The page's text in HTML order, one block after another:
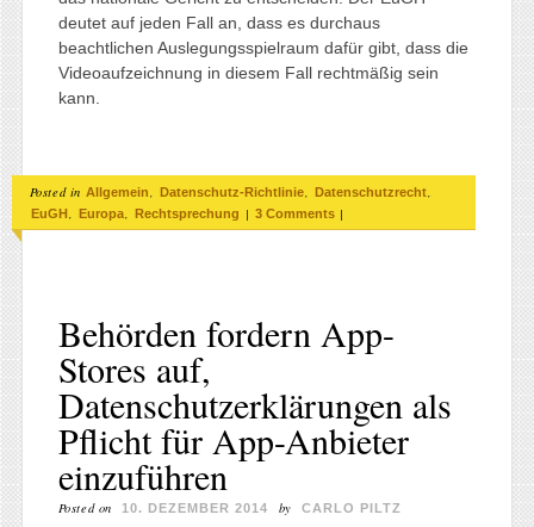
deutet auf jeden Fall an, dass es durchaus
beachtlichen Auslegungsspielraum dafür gibt, dass die
Videoaufzeichnung in diesem Fall rechtmäßig sein
kann.
Posted in Allgemein, Datenschutz-Richtlinie, Datenschutzrecht,
EuGH, Europa, Rechtsprechung | 3 Comments |
Behörden fordern App-
Stores auf,
Datenschutzerklärungen als
Pflicht für App-Anbieter
einzuführen
Posted on 10. DEZEMBER 2014 by CARLO PILTZ